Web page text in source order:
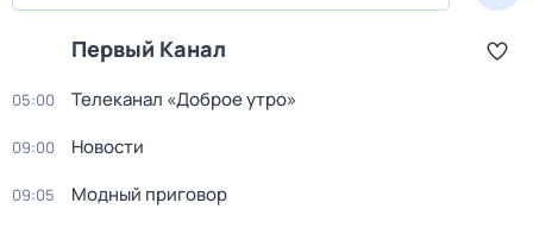
Первый Канал
05:00 Телеканал «Доброе утро»
09:00 Новости
09:05 Модный приговор